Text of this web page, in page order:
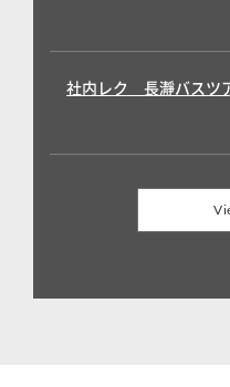
社内レク 長瀞バスツ